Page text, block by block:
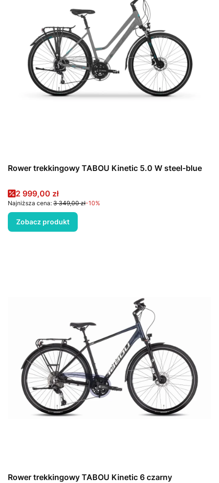
Rower trekkingowy TABOU Kinetic 5.0 W steel-blue
Cena promocyjna
2 999,00 zł
Najniższa cena: 3 349,00 zł-10%
Zobacz produkt
Rower trekkingowy TABOU Kinetic 6 czarny